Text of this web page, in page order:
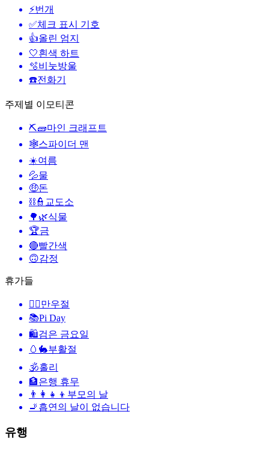
⚡번개
✅체크 표시 기호
👍올린 엄지
🤍흰색 하트
🫧비눗방울
☎️전화기
주제별 이모티콘
⛏🧱마인 크래프트
🕸️스파이더 맨
☀️여름
💦물
🤑돈
⛓️👮 교도소
🌳🌿식물
🏆금
🔴빨간색
🙃감정
휴가들
🙆‍♂️만우절
📚Pi Day
🛍검은 금요일
🥚🐇부활절
🕉홀리
🏦은행 휴무
👨‍👩‍👧‍👦 부모의 날
🚬 흡연의 날이 없습니다
유행